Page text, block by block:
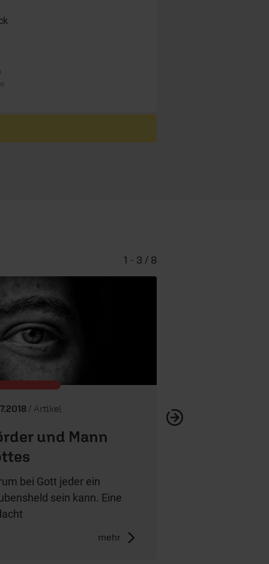
/ Artikel
und Mann
bei Gott jeder ein
sein kann. Eine
mehr
1 - 3 / 8